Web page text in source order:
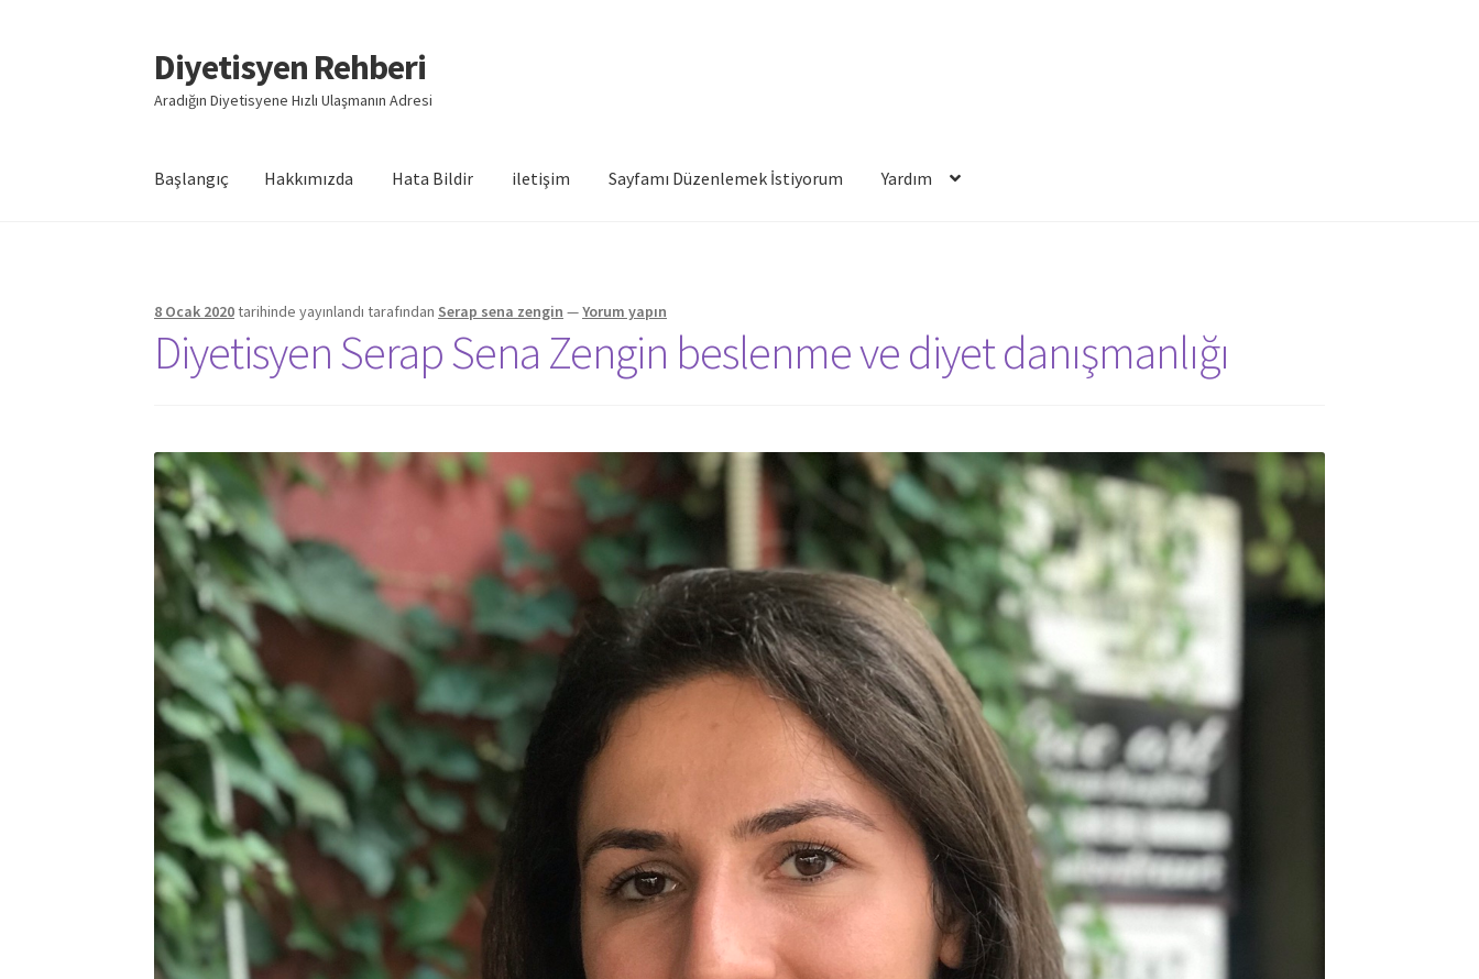
Dolaşıma
geç
İçeriğe
geç
Diyetisyen Rehberi
Aradığın Diyetisyene Hızlı Ulaşmanın Adresi
Başlangıç Hakkımızda Hata Bildir iletişim Sayfamı Düzenlemek İstiyorum Yardım
8 Ocak 2020tarihinde yayınlandı tarafından Serap sena zengin —Yorum yapın
Diyetisyen Serap Sena Zengin beslenme ve diyet danışmanlığı